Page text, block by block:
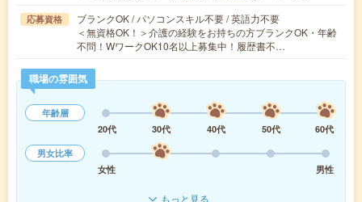
応募資格
ブランクOK / パソコンスキル不要 / 英語力不要
＜無資格OK！＞介護の経験をお持ちの方ブランクOK・年齢
不問！WワークOK10名以上募集中！履歴書不…
職場の雰囲気
年齢層
20代
30代 40代 50代
60代
男女比率
女性
男性
もっと見る